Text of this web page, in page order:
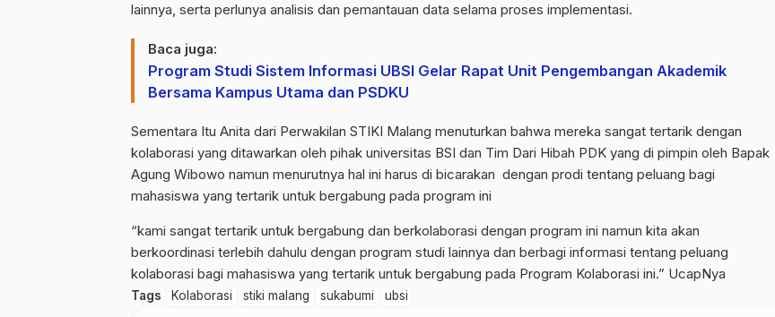
lainnya, serta perlunya analisis dan pemantauan data selama proses implementasi.
Baca juga:
Program Studi Sistem Informasi UBSI Gelar Rapat Unit Pengembangan Akademik
Bersama Kampus Utama dan PSDKU
Sementara Itu Anita dari Perwakilan STIKI Malang menuturkan bahwa mereka sangat tertarik dengan
kolaborasi yang ditawarkan oleh pihak universitas BSI dan Tim Dari Hibah PDK yang di pimpin oleh Bapak
Agung Wibowo namun menurutnya hal ini harus di bicarakan dengan prodi tentang peluang bagi
mahasiswa yang tertarik untuk bergabung pada program ini
“kami sangat tertarik untuk bergabung dan berkolaborasi dengan program ini namun kita akan
berkoordinasi terlebih dahulu dengan program studi lainnya dan berbagi informasi tentang peluang
kolaborasi bagi mahasiswa yang tertarik untuk bergabung pada Program Kolaborasi ini.” UcapNya
Tags Kolaborasi stiki malang sukabumi ubsi